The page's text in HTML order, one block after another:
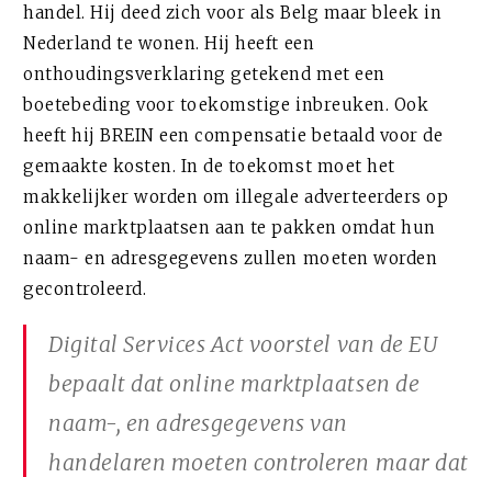
handel. Hij deed zich voor als Belg maar bleek in
Nederland te wonen. Hij heeft een
onthoudingsverklaring getekend met een
boetebeding voor toekomstige inbreuken. Ook
heeft hij BREIN een compensatie betaald voor de
gemaakte kosten. In de toekomst moet het
makkelijker worden om illegale adverteerders op
online marktplaatsen aan te pakken omdat hun
naam- en adresgegevens zullen moeten worden
gecontroleerd.
Digital Services Act voorstel van de EU
bepaalt dat online marktplaatsen de
naam-, en adresgegevens van
handelaren moeten controleren maar dat